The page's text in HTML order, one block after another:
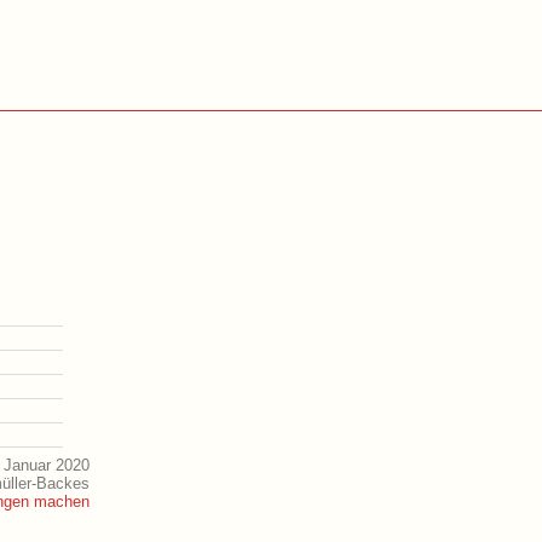
2020
Backes